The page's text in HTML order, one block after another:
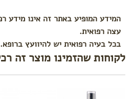
המידע המופיע באתר זה אינו מידע
עצה רפואית.
בכל בעיה רפואית יש להיוועץ ברופא.
לקוחות שהזמינו מוצר זה